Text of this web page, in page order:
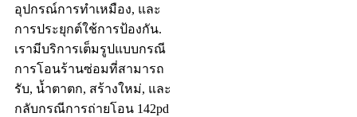
อุปกรณ์การทำเหมือง, และ
การประยุกต์ใช้การป้องกัน.
เรามีบริการเต็มรูปแบบกรณี
การโอนร้านซ่อมที่สามารถ
รับ, น้ำตาตก, สร้างใหม่, และ
กลับกรณีการถ่ายโอน 142pd